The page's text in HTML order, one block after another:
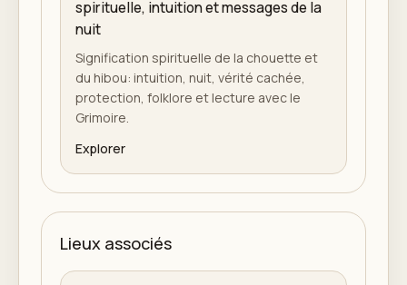
spirituelle, intuition et messages de la
nuit
Signification spirituelle de la chouette et
du hibou: intuition, nuit, vérité cachée,
protection, folklore et lecture avec le
Grimoire.
Explorer
Lieux associés